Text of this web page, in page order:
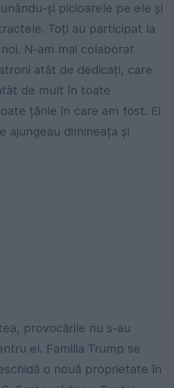
și picioarele pe ele și
Toți au participat la
N-am mai colaborat
atât de dedicați, care
de mult în toate
țările în care am fost. Ei
ajungeau dimineața și
provocările nu s-au
el. Familia Trump se
o nouă proprietate în